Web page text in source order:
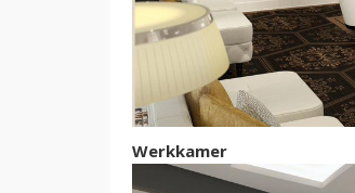
Werkkamer